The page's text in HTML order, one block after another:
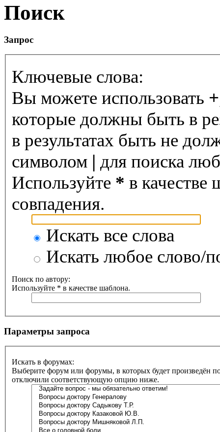
Поиск
Запрос
Ключевые слова:
Вы можете использовать +
которые должны быть в
в результатах быть не
символом | для поиска
Используйте * в качестве
совпадения.
Искать все слова
Искать любое слово/
Поиск по автору:
Используйте * в качестве шаблона.
Параметры запроса
Искать в форумах:
Выберите форум или форумы, в которых будет произведён
отключили соответствующую опцию ниже.